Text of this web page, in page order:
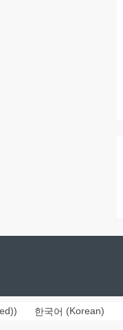
) 한국어 (Korean)